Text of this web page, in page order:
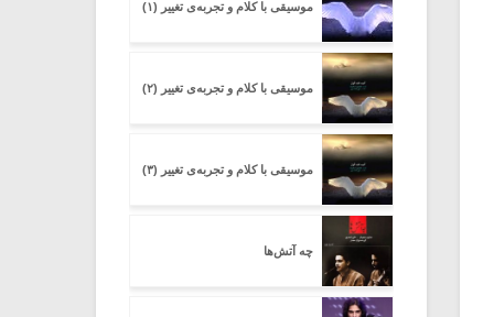
موسیقی با کلام و تجربه‌ی تغییر (۱)
موسیقی با کلام و تجربه‌ی تغییر (۲)
موسیقی با کلام و تجربه‌ی تغییر (۳)
چه آتش‌ها